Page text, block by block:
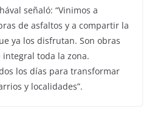
señaló: “Vinimos a
de asfaltos y a compartir la
ya los disfrutan. Son obras
toda la zona.
los días para transformar
y localidades”.